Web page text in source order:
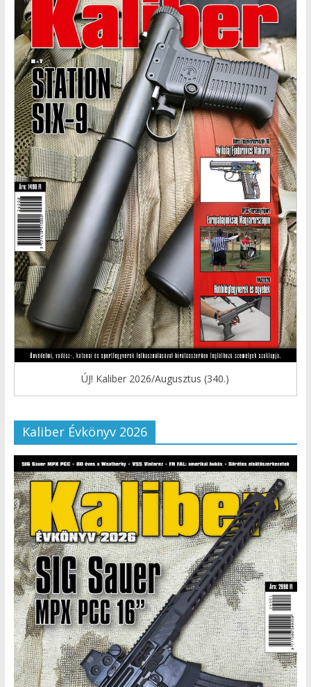
ÚJ! Kaliber 2026/Augusztus (340.)
Kaliber Évkönyv 2026